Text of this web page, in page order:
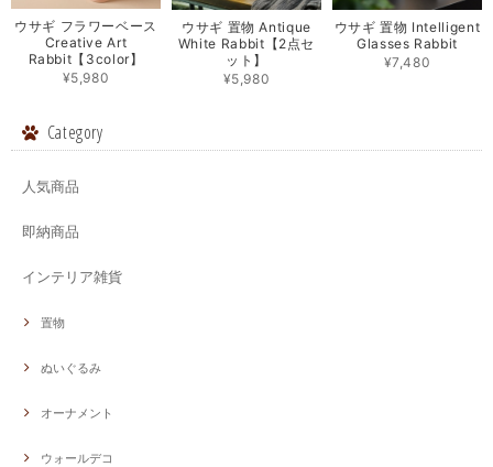
ウサギ フラワーベース
Creative Art
Rabbit【3color】
¥5,980
ウサギ 置物 Antique
White Rabbit【2点セ
ット】
¥5,980
ウサギ 置物 Intelligent
Glasses Rabbit
¥7,480
Category
人気商品
即納商品
インテリア雑貨
置物
ぬいぐるみ
オーナメント
ウォールデコ